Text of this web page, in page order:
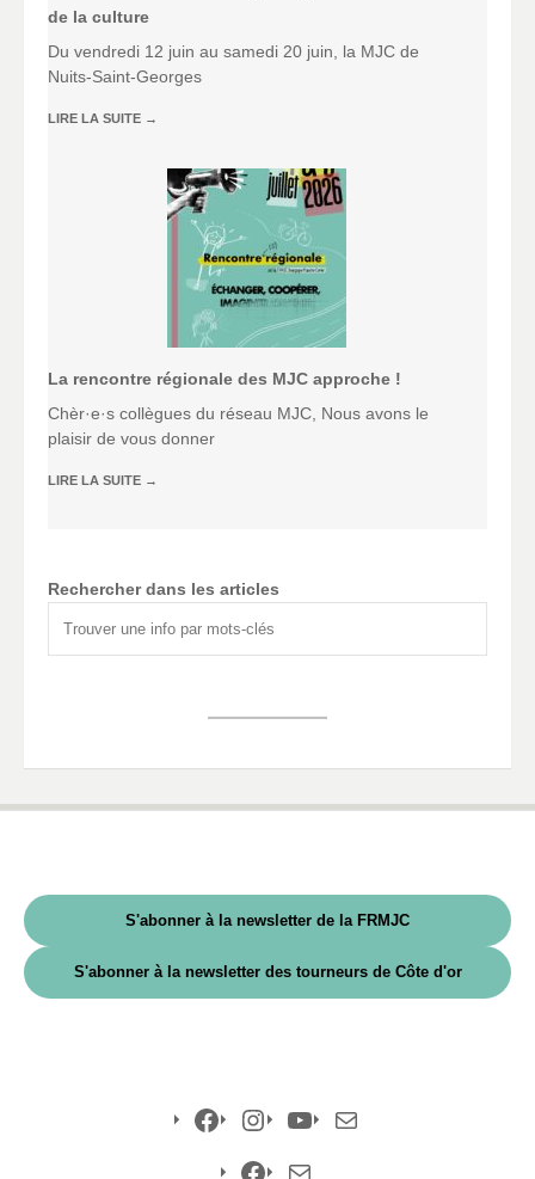
de la culture
Du vendredi 12 juin au samedi 20 juin, la MJC de
Nuits-Saint-Georges
LIRE LA SUITE →
La rencontre régionale des MJC approche !
Chèr·e·s collègues du réseau MJC, Nous avons le
plaisir de vous donner
LIRE LA SUITE →
Rechercher dans les articles
S'abonner à la newsletter de la FRMJC
S'abonner à la newsletter des tourneurs de Côte d'or
Facebook